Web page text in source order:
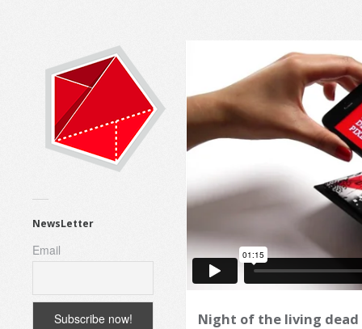
NewsLetter
Email
Night of the living dead